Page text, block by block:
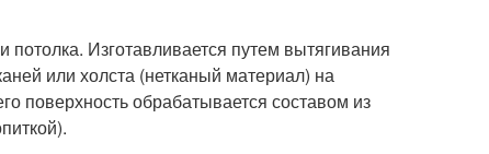
Изготавливается путем вытягивания
или холста (нетканый материал) на
поверхность обрабатывается составом из